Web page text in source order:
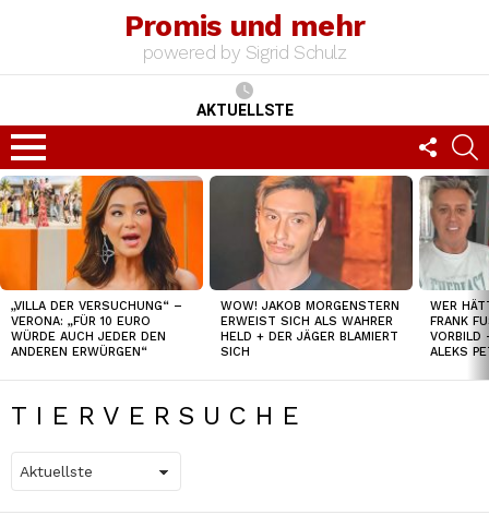
Promis und mehr
powered by Sigrid Schulz
AKTUELLSTE
Menu
US
TOP
NEWS
„VILLA DER VERSUCHUNG“ –
VERONA: „FÜR 10 EURO
WÜRDE AUCH JEDER DEN
ANDEREN ERWÜRGEN“
WOW! JAKOB MORGENSTERN
ERWEIST SICH ALS WAHRER
HELD + DER JÄGER BLAMIERT
SICH
WER
FRANK
VORBILD
ALEKS
TIERVERSUCHE